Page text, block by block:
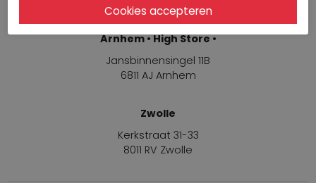
Arnhem • High Store •
Jansbinnensingel 11B
6811 AJ Arnhem
Zwolle
Kerkstraat 31-33
8011 RV Zwolle